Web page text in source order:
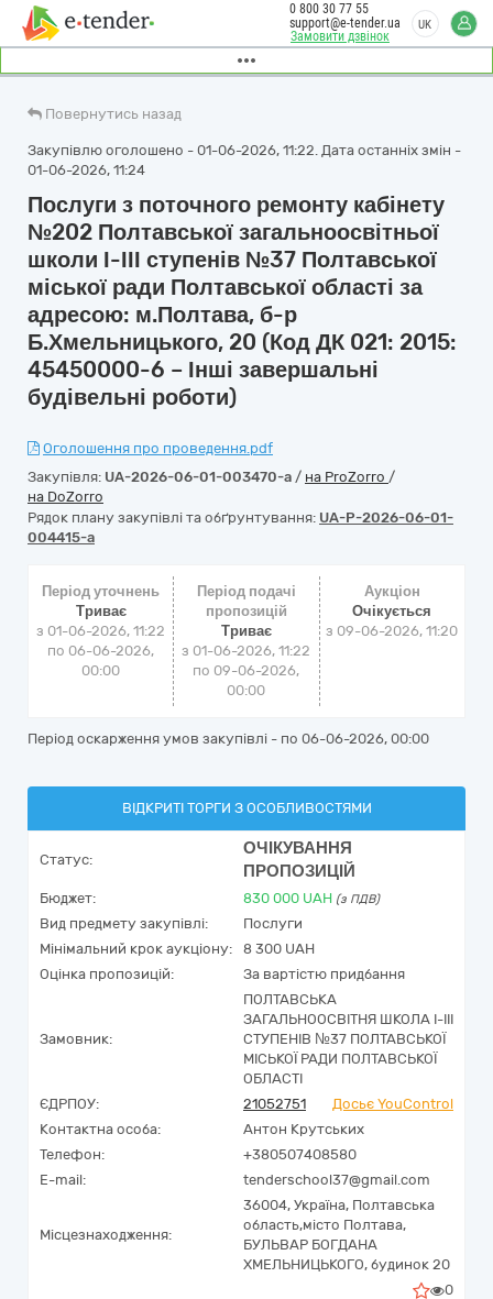
Замовити дзвінок
0 800 30 77 55
support@e-tender.ua
UK
Повернутись назад
Закупівлю оголошено - 01-06-2026, 11:22. Дата останніх змін -
01-06-2026, 11:24
Послуги з поточного ремонту кабінету
№202 Полтавської загальноосвітньої
школи І-ІІІ ступенів №37 Полтавської
міської ради Полтавської області за
адресою: м.Полтава, б-р
Б.Хмельницького, 20 (Код ДК 021: 2015:
45450000-6 – Інші завершальні
будівельні роботи)
Оголошення про проведення.pdf
Закупівля: UA-2026-06-01-003470-a / на ProZorro /
на DoZorro
Рядок плану закупівлі та обґрунтування: UA-P-2026-06-01-
004415-a
Період уточнень
Триває
з 01-06-2026, 11:22
по 06-06-2026,
00:00
Період подачі
пропозицій
Триває
з 01-06-2026, 11:22
по 09-06-2026,
00:00
Аукціон
Очікується
з 09-06-2026, 11:20
Період оскарження умов закупівлі - по 06-06-2026, 00:00
ВІДКРИТІ ТОРГИ З ОСОБЛИВОСТЯМИ
Статус:
ОЧІКУВАННЯ
ПРОПОЗИЦІЙ
Бюджет: 830 000 UAH (з ПДВ)
Вид предмету закупівлі:
Послуги
Мінімальний крок аукціону:
8 300 UAH
Оцінка пропозицій:
За вартістю придбання
Замовник:
ПОЛТАВСЬКА
ЗАГАЛЬНООСВІТНЯ ШКОЛА І-ІІІ
СТУПЕНІВ №37 ПОЛТАВСЬКОЇ
МІСЬКОЇ РАДИ ПОЛТАВСЬКОЇ
ОБЛАСТІ
ЄДРПОУ:
21052751
Досьє YouControl
Контактна особа:
Антон Крутських
Телефон:
+380507408580
E-mail:
tenderschool37@gmail.com
Місцезнаходження:
36004, Україна, Полтавська
область,місто Полтава,
БУЛЬВАР БОГДАНА
ХМЕЛЬНИЦЬКОГО, будинок 20
0